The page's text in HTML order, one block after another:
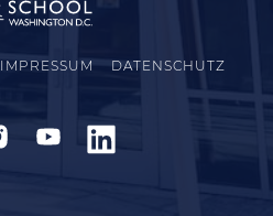
IMPRESSUM DATENSCHUTZ